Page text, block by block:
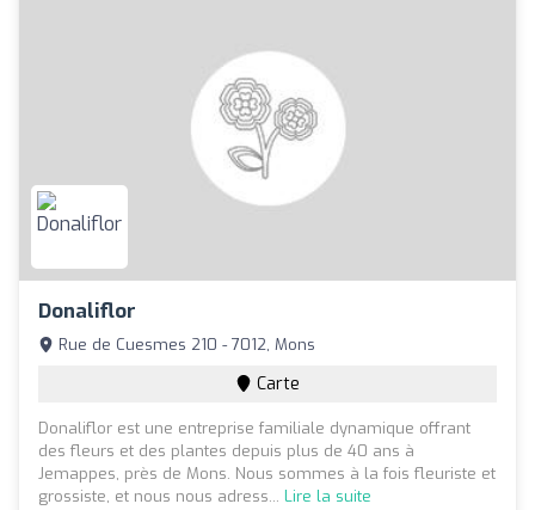
Donaliflor
Rue de Cuesmes 210 - 7012, Mons
Carte
Donaliflor est une entreprise familiale dynamique offrant
des fleurs et des plantes depuis plus de 40 ans à
Jemappes, près de Mons. Nous sommes à la fois fleuriste et
grossiste, et nous nous adress... Lire la suite